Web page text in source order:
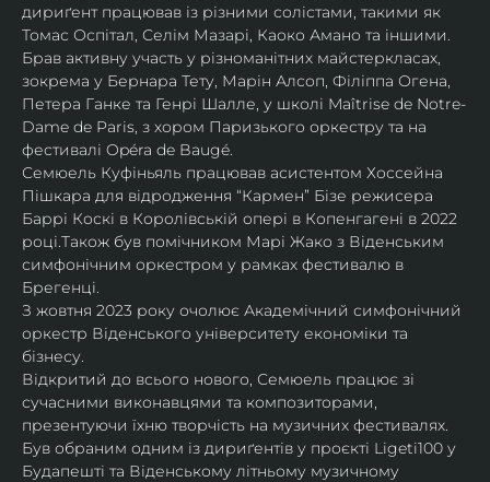
дириґент працював із різними солістами, такими як
Томас Оспітал, Селім Мазарі, Каоко Амано та іншими.
Брав активну участь у різноманітних майстеркласах,
зокрема у Бернара Тету, Марін Алсоп, Філіппа Огена,
Петера Ганке та Генрі Шалле, у школі Maîtrise de Notre-
Dame de Paris, з хором Паризького оркестру та на
фестивалі Opéra de Baugé.
Семюель Куфіньяль працював асистентом Хоссейна
Пішкара для відродження “Кармен” Бізе режисера
Баррі Коскі в Королівській опері в Копенгагені в 2022
році.Також був помічником Марі Жако з Віденським
симфонічним оркестром у рамках фестивалю в
Брегенці.
З жовтня 2023 року очолює Академічний симфонічний
оркестр Віденського університету економіки та
бізнесу.
Відкритий до всього нового, Семюель працює зі
сучасними виконавцями та композиторами,
презентуючи їхню творчість на музичних фестивалях.
Був обраним одним із дириґентів у проєкті Ligeti100 у
Будапешті та Віденському літньому музичному